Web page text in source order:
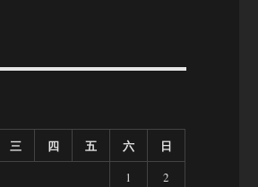
三 四 五 六 日
1
2